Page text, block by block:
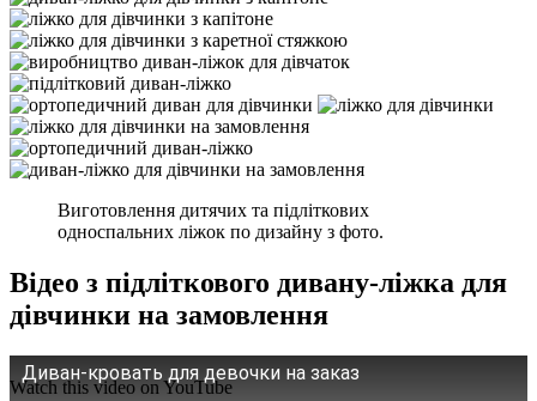
Виготовлення дитячих та підліткових
односпальних ліжок по дизайну з фото.
Відео з підліткового дивану-ліжка для
дівчинки на замовлення
Диван-кровать для девочки на заказ
Watch this video on YouTube